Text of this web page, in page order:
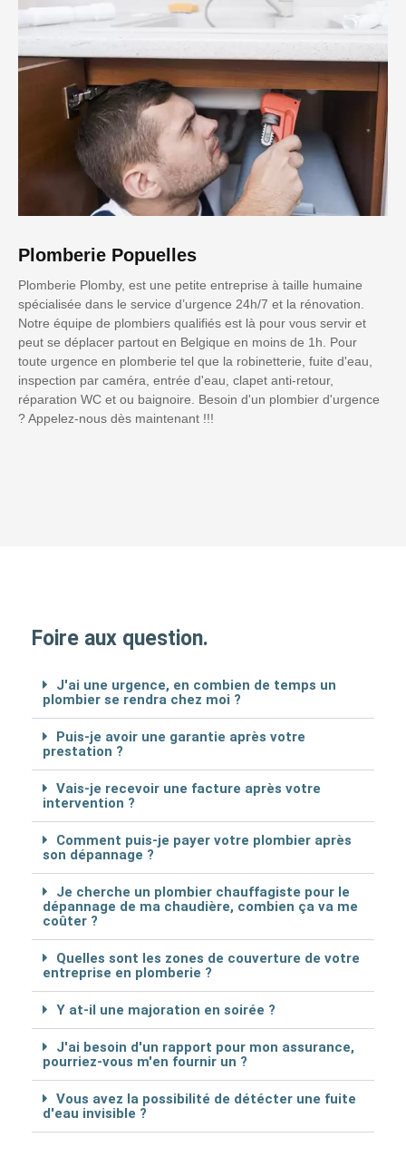
Plomberie Popuelles
Plomberie Plomby, est une petite entreprise à taille humaine
spécialisée dans le service d’urgence 24h/7 et la rénovation.
Notre équipe de plombiers qualifiés est là pour vous servir et
peut se déplacer partout en Belgique en moins de 1h. Pour
toute urgence en plomberie tel que la robinetterie, fuite d'eau,
inspection par caméra, entrée d'eau, clapet anti-retour,
réparation WC et ou baignoire. Besoin d'un plombier d'urgence
? Appelez-nous dès maintenant !!!
Foire aux question.
J'ai une urgence, en combien de temps un
plombier se rendra chez moi ?
Puis-je avoir une garantie après votre
prestation ?
Vais-je recevoir une facture après votre
intervention ?
Comment puis-je payer votre plombier après
son dépannage ?
Je cherche un plombier chauffagiste pour le
dépannage de ma chaudière, combien ça va me
coûter ?
Quelles sont les zones de couverture de votre
entreprise en plomberie ?
Y at-il une majoration en soirée ?
J'ai besoin d'un rapport pour mon assurance,
pourriez-vous m'en fournir un ?
Vous avez la possibilité de détécter une fuite
d'eau invisible ?